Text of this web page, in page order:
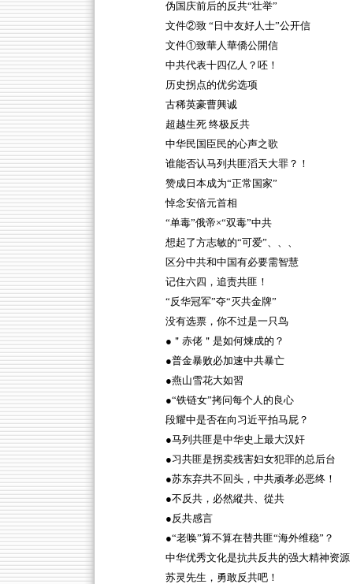
伪国庆前后的反共“壮举”
文件②致 “日中友好人士”公开信
文件①致華人華僑公開信
中共代表十四亿人？呸！
历史拐点的优劣选项
古稀英豪曹興诚
超越生死 终极反共
中华民国臣民的心声之歌
谁能否认马列共匪滔天大罪？！
赞成日本成为“正常国家”
悼念安倍元首相
“单毒”俄帝×“双毒”中共
想起了方志敏的“可爱”、、、
区分中共和中国有必要需智慧
记住六四，追责共匪！
“反华冠军”夺“灭共金牌”
没有选票，你不过是一只鸟
●＂赤佬＂是如何煉成的？
●普金暴败必加速中共暴亡
●燕山雪花大如習
●“铁链女”拷问每个人的良心
段耀中是否在向习近平拍马屁？
●马列共匪是中华史上最大汉奸
●习共匪是拐卖残害妇女犯罪的总后台
●苏东弃共不回头，中共顽孝必恶终！
●不反共，必然縱共、從共
●反共感言
●“老唤”算不算在替共匪“海外维稳”？
中华优秀文化是抗共反共的强大精神资源
苏灵先生，勇敢反共吧！